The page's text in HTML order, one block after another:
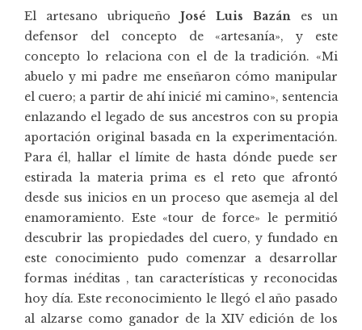
El artesano ubriqueño José Luis Bazán es un
defensor del concepto de «artesanía», y este
concepto lo relaciona con el de la tradición. «Mi
abuelo y mi padre me enseñaron cómo manipular
el cuero; a partir de ahí inicié mi camino», sentencia
enlazando el legado de sus ancestros con su propia
aportación original basada en la experimentación.
Para él, hallar el límite de hasta dónde puede ser
estirada la materia prima es el reto que afrontó
desde sus inicios en un proceso que asemeja al del
enamoramiento. Este «tour de force» le permitió
descubrir las propiedades del cuero, y fundado en
este conocimiento pudo comenzar a desarrollar
formas inéditas , tan características y reconocidas
hoy día. Este reconocimiento le llegó el año pasado
al alzarse como ganador de la XIV edición de los